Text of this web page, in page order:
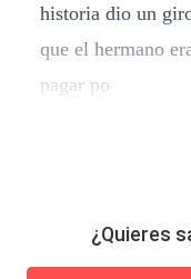
historia dio un
que el hermano
pagar po
¿Quieres